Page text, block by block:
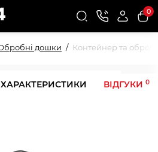
0
дошки Контейнер та
ХАРАКТЕРИСТИКИ ВІДГУКИ 0